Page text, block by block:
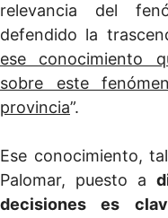
relevancia del
defendido la
ese conocimiento
sobre este
provincia”.
Ese conocimiento,
Palomar, puesto a
decisiones es